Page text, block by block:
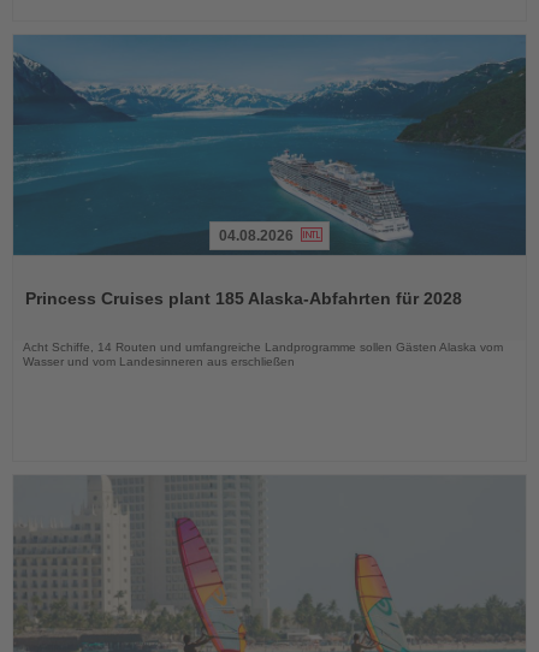
die
04.08.2026
Princess Cruises plant 185 Alaska-Abfahrten für 2028
Acht Schiffe, 14 Routen und umfangreiche Landprogramme sollen Gästen Alaska vom
Wasser und vom Landesinneren aus erschließen